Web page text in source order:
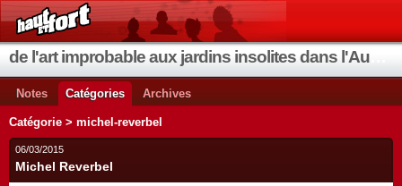
Notes Catégories Archives
Catégorie > michel-reverbel
06/03/2015
Michel Reverbel